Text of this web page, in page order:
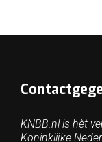
KNBB.nl is hèt
Koninklijke